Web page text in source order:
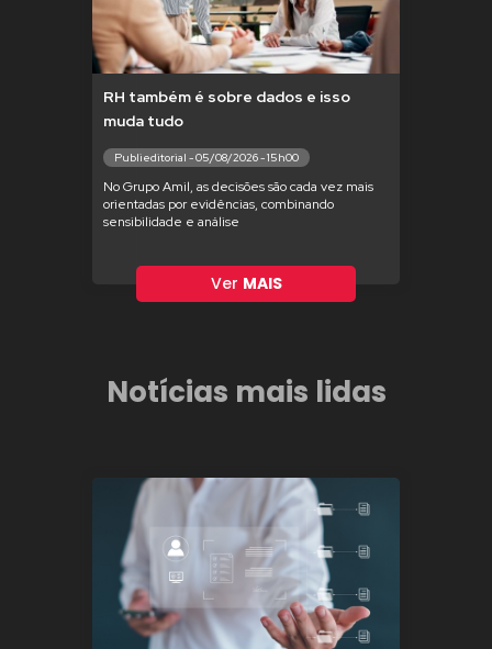
RH também é sobre dados e isso
muda tudo
Publieditorial - 05/08/2026 - 15h00
No Grupo Amil, as decisões são cada vez mais
orientadas por evidências, combinando
sensibilidade e análise
Ver MAIS
Notícias mais lidas